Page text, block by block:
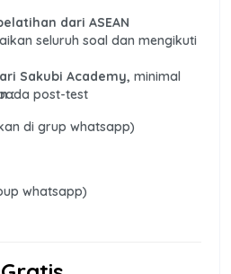
dari ASEAN
seluruh soal dan mengikuti
Sakubi Academy, minimal
post-test
:
di grup whatsapp)
whatsapp)